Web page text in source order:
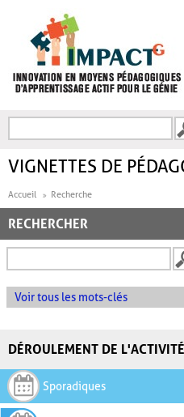
FORMULAIRE DE
VIGNETTES DE
Accueil Recherche
RECHERCHER
Voir tous les mots-clés
DÉROULEMENT DE L'ACTIVITÉ
Sporadiques